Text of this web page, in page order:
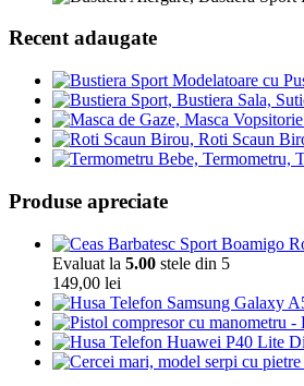
Recent adaugate
Produse apreciate
Evaluat la 5.00 stele din 5
149,00 lei